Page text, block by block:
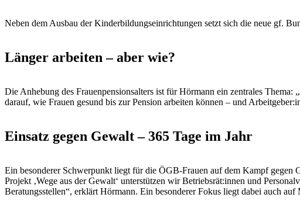
Neben dem Ausbau der Kinderbildungseinrichtungen setzt sich die neue gf.
Länger arbeiten – aber wie?
Die Anhebung des Frauenpensionsalters ist für Hörmann ein zentrales
darauf, wie Frauen gesund bis zur Pension arbeiten können – und
Einsatz gegen Gewalt – 365 Tage im Jahr
Ein besonderer Schwerpunkt liegt für die ÖGB-Frauen auf dem Kampf gegen
Projekt ‚Wege aus der Gewalt‘ unterstützen wir Betriebsrät:innen und
Beratungsstellen“, erklärt Hörmann. Ein besonderer Fokus liegt dabei auch